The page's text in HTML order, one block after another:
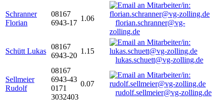
Schranner
Florian
08167
6943-17
1.06
florian.schranner@vg-
zolling.de
Schütt Lukas
08167
6943-20
1.15
lukas.schuett@vg-zolling.de
Sellmeier
Rudolf
08167
6943-43
0171
3032403
0.07
rudolf.sellmeier@vg-zolling.de